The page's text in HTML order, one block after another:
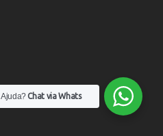
Ajuda?Chat via Whats